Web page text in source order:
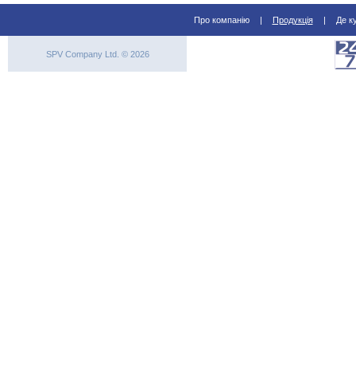
Про компанію | Продукція | Де
SPV Company Ltd. © 2026